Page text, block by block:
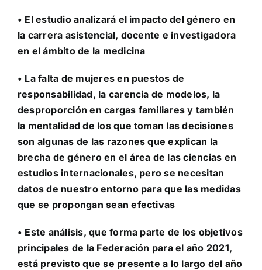
• El estudio analizará el impacto del género en
la carrera asistencial, docente e investigadora
en el ámbito de la medicina
• La falta de mujeres en puestos de
responsabilidad, la carencia de modelos, la
desproporción en cargas familiares y también
la mentalidad de los que toman las decisiones
son algunas de las razones que explican la
brecha de género en el área de las ciencias en
estudios internacionales, pero se necesitan
datos de nuestro entorno para que las medidas
que se propongan sean efectivas
• Este análisis, que forma parte de los objetivos
principales de la Federación para el año 2021,
está previsto que se presente a lo largo del año